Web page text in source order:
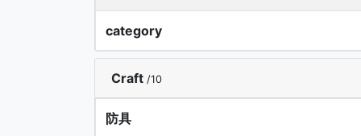
category
Craft /10
防具